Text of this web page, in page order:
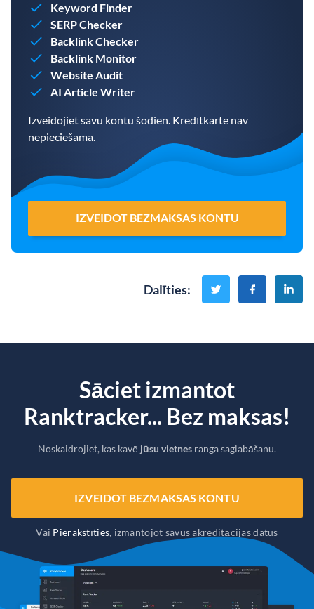
Keyword Finder
SERP Checker
Backlink Checker
Backlink Monitor
Website Audit
AI Article Writer
Izveidojiet savu kontu šodien. Kredītkarte nav
nepieciešama.
IZVEIDOT BEZMAKSAS KONTU
Dalīties:
Sāciet izmantot
Ranktracker... Bez maksas!
Noskaidrojiet, kas kavē jūsu vietnes ranga saglabāšanu.
IZVEIDOT BEZMAKSAS KONTU
Vai Pierakstīties, izmantojot savus akreditācijas datus